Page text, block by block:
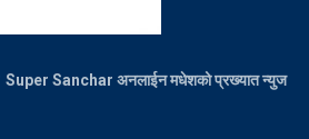
Super Sanchar अनलाईन मधेशको प्रख्यात न्युज